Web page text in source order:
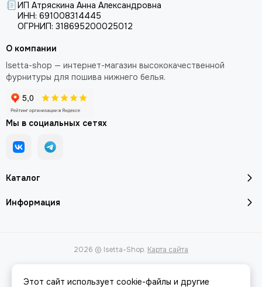
ИП Атряскина Анна Александровна
ИНН: 691008314445
ОГРНИП: 318695200025012
Каталог
Информация
О компании
Isetta-shop — интернет-магазин высококачественной
фурнитуры для пошива нижнего белья.
Мы в социальных сетях
2026 © Isetta-Shop. Карта сайта
Этот сайт использует cookie-файлы и другие